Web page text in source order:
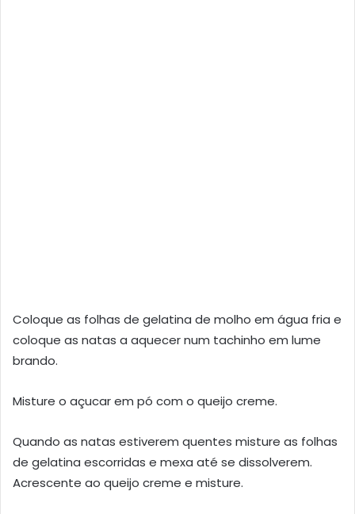
Coloque as folhas de gelatina de molho em água fria e
coloque as natas a aquecer num tachinho em lume
brando.
Misture o açucar em pó com o queijo creme.
Quando as natas estiverem quentes misture as folhas
de gelatina escorridas e mexa até se dissolverem.
Acrescente ao queijo creme e misture.